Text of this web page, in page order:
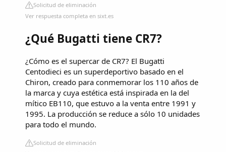
Solicitud de eliminación
Ver respuesta completa en sixt.es
¿Qué Bugatti tiene CR7?
¿Cómo es el supercar de CR7? El Bugatti
Centodieci es un superdeportivo basado en el
Chiron, creado para conmemorar los 110 años de
la marca y cuya estética está inspirada en la del
mítico EB110, que estuvo a la venta entre 1991 y
1995. La producción se reduce a sólo 10 unidades
para todo el mundo.
Solicitud de eliminación